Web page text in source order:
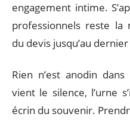
engagement intime.
professionnels reste la
du devis jusqu’au
Rien n’est anodin
vient le silence, l’urne
écrin du souvenir.